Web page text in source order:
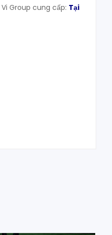
Group cung cấp: Tại